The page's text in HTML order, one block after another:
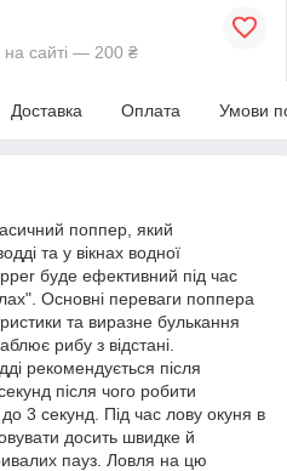
на сайті — 200 ₴
Доставка Оплата Умови
поппер, який
та у вікнах водної
буде ефективний під час
Основні переваги поппера
та виразне булькання
рибу з відстані.
рекомендується після
після чого робити
3 секунд. Під час лову окуня в
досить швидке й
пауз. Ловля на цю